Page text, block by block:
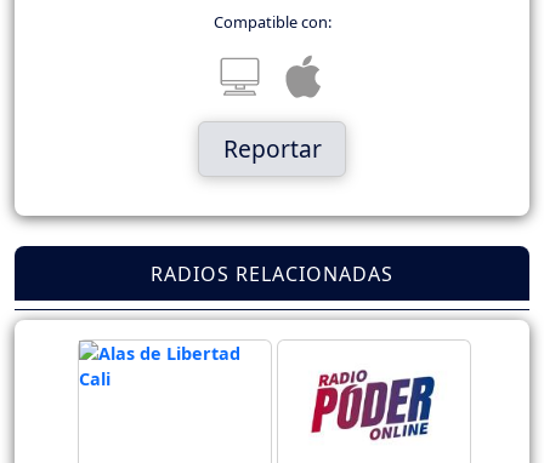
Compatible con:
Reportar
RADIOS RELACIONADAS